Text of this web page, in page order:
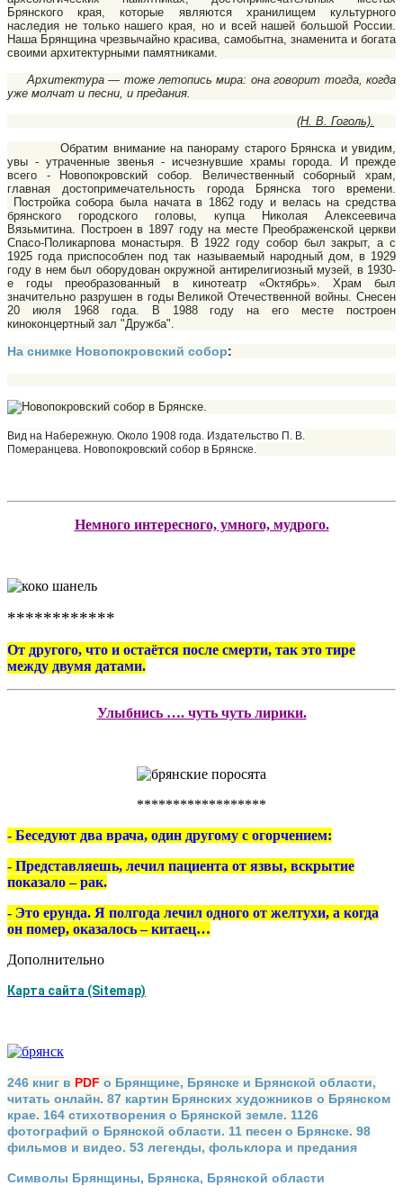
Брянского края, которые являются хранилищем культурного
наследия не только нашего края, но и всей нашей большой России.
Наша Брянщина чрезвычайно красива, самобытна, знаменита и богата
своими архитектурными памятниками.
Архитектура — тоже летопись мира: она говорит тогда, когда
уже молчат и песни, и предания.
(Н. В. Гоголь).
Обратим внимание на панораму старого Брянска и увидим,
увы - утраченные звенья - исчезнувшие храмы горо­да. И прежде
всего - Новопокровский собор. Величественный соборный храм,
главная достопримечательность города Брянска того времени.
Постройка собора была начата в 1862 году и велась на средства
брянского городского головы, купца Николая Алексеевича
Вязьмитина. Построен в 1897 году на месте Преображенской церкви
Спасо-Поликарпова монастыря. В 1922 году собор был закрыт, а с
1925 года приспособлен под так называемый народный дом, в 1929
году в нем был оборудован окружной антирелигиозный музей, в 1930-
е годы преобразованный в кинотеатр «Октябрь». Храм был
значительно разрушен в годы Великой Отечественной войны. Снесен
20 июля 1968 года. В 1988 году на его месте построен
киноконцертный зал "Дружба".
На снимке Новопокровский собор:
Вид на Набережную. Около 1908 года. Издательство П. В.
Померанцева. Новопокровский собор в Брянске.
Немного интересного, умного, мудрого.
************
От другого, что и остаётся после смерти, так это тире
между двумя датами.
Улыбнись …. чуть чуть лирики.
******************
- Беседуют два врача, один другому с огорчением:
- Представляешь, лечил пациента от язвы, вскрытие
показало – рак.
- Это ерунда. Я полгода лечил одного от желтухи, а когда
он помер, оказалось – китаец…
Дополнительно
Карта сайта (Sitemap)
246 книг в PDF о Брянщине, Брянске и Брянской области,
читать онлайн. 87 картин Брянских художников о Брянском
крае. 164 стихотворения о Брянской земле. 1126
фотографий о Брянской области. 11 песен о Брянске. 98
фильмов и видео. 53 легенды, фольклора и предания
Символы Брянщины, Брянска, Брянской области